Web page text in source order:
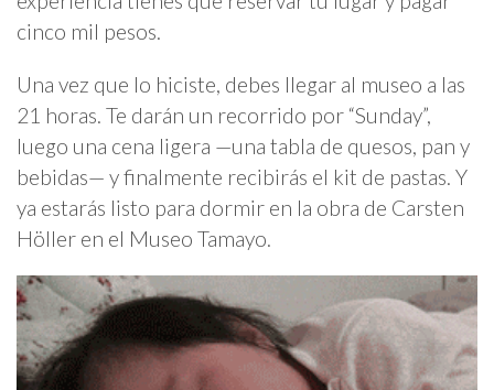
cinco mil pesos.
Una vez que lo hiciste, debes llegar al museo a las
21 horas. Te darán un recorrido por “Sunday”,
luego una cena ligera —una tabla de quesos, pan y
bebidas— y finalmente recibirás el kit de pastas. Y
ya estarás listo para dormir en la obra de Carsten
Höller en el Museo Tamayo.